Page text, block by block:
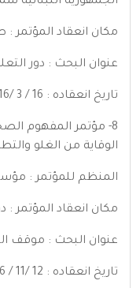
مكان انعقاد المؤتمر
عنوان البحث : دور
تاريخ انعقاده : 16 / 3 /2016.
8- مؤتمر المفهوم
الوقاية من الغلو
المنظم للمؤتمر :
مكان انعقاد المؤتمر :
عنوان البحث : موقف
تاريخ انعقاده : 12 /11 / 2016.